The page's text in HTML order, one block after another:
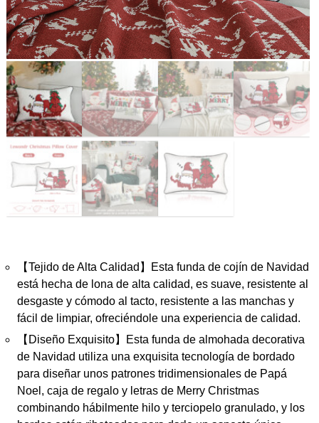
【Tejido de Alta Calidad】Esta funda de cojín de Navidad
está hecha de lona de alta calidad, es suave, resistente al
desgaste y cómodo al tacto, resistente a las manchas y
fácil de limpiar, ofreciéndole una experiencia de calidad.
【Diseño Exquisito】Esta funda de almohada decorativa
de Navidad utiliza una exquisita tecnología de bordado
para diseñar unos patrones tridimensionales de Papá
Noel, caja de regalo y letras de Merry Christmas
combinando hábilmente hilo y terciopelo granulado, y los